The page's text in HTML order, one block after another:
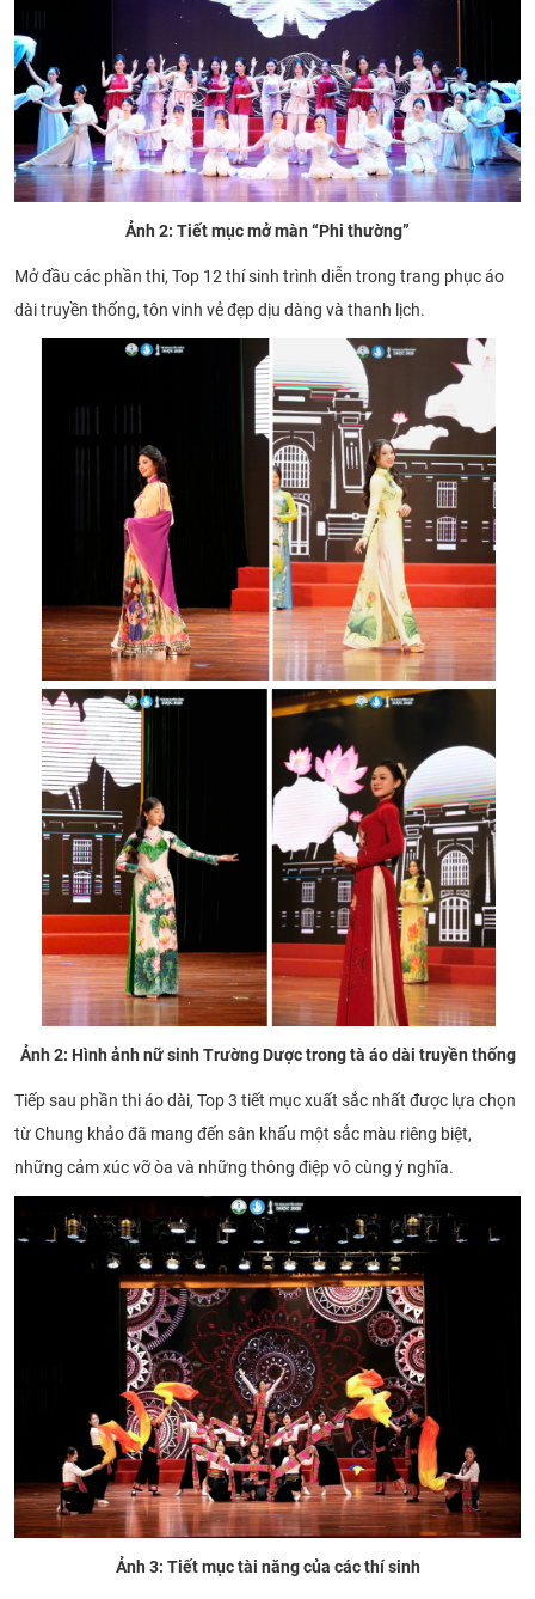
Ảnh 2: Tiết mục mở màn “Phi thường”
Mở đầu các phần thi, Top 12 thí sinh trình diễn trong trang phục áo
dài truyền thống, tôn vinh vẻ đẹp dịu dàng và thanh lịch.
Ảnh 2: Hình ảnh nữ sinh Trường Dược trong tà áo dài truyền thống
Tiếp sau phần thi áo dài, Top 3 tiết mục xuất sắc nhất được lựa chọn
từ Chung khảo đã mang đến sân khấu một sắc màu riêng biệt,
những cảm xúc vỡ òa và những thông điệp vô cùng ý nghĩa.
Ảnh 3: Tiết mục tài năng của các thí sinh